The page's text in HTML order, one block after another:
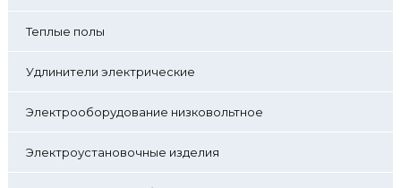
Теплые полы
Удлинители электрические
Электрооборудование низковольтное
Электроустановочные изделия